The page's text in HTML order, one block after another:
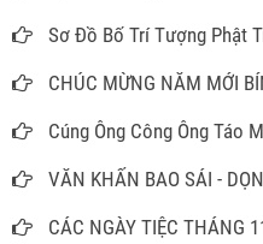
Sơ Đồ Bố Trí Tượng Phật
CHÚC MỪNG NĂM MỚI
Cúng Ông Công Ông Táo
VĂN KHẤN BAO SÁI -
CÁC NGÀY TIỆC THÁNG